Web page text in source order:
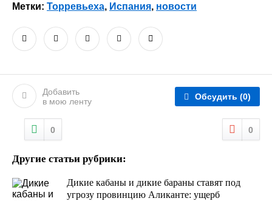
Метки: Торревьеха, Испания, новости
Добавить
в мою ленту
Обсудить (0)
0 0
Другие статьи рубрики:
Дикие кабаны и дикие бараны ставят под
угрозу провинцию Аликанте: ущерб